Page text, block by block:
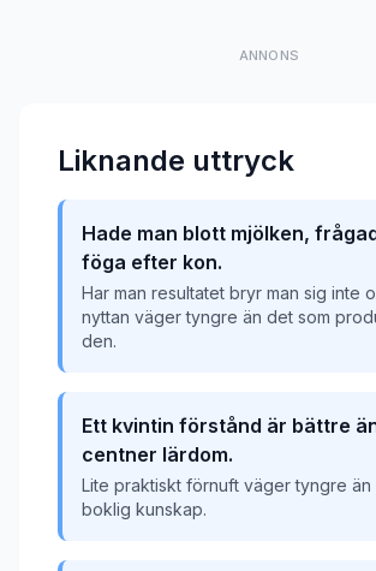
ANNONS
Liknande uttryck
Hade man blott mjölken,
föga efter kon.
Har man resultatet bryr man sig inte
nyttan väger tyngre än det som
den.
Ett kvintin förstånd är bättre
centner lärdom.
Lite praktiskt förnuft väger tyngre än
boklig kunskap.